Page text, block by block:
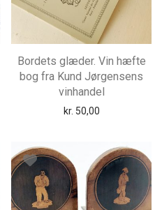
Bordets glæder. Vin hæfte
bog fra Kund Jørgensens
vinhandel
kr. 50,00